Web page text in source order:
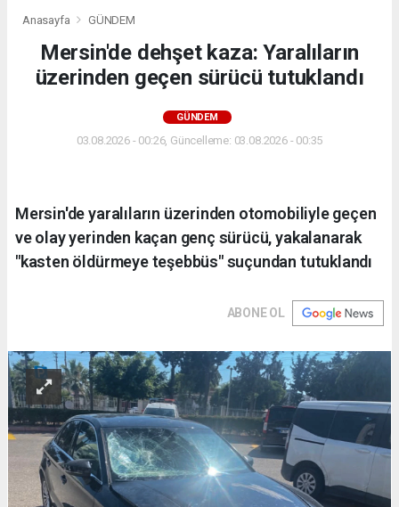
Anasayfa GÜNDEM
Mersin'de dehşet kaza: Yaralıların
üzerinden geçen sürücü tutuklandı
GÜNDEM
03.08.2026 - 00:26, Güncelleme: 03.08.2026 - 00:35
Mersin'de yaralıların üzerinden otomobiliyle geçen
ve olay yerinden kaçan genç sürücü, yakalanarak
"kasten öldürmeye teşebbüs" suçundan tutuklandı
ABONE OL